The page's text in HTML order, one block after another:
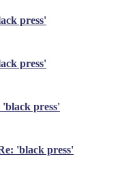
press'
press'
'black press'
'black press'